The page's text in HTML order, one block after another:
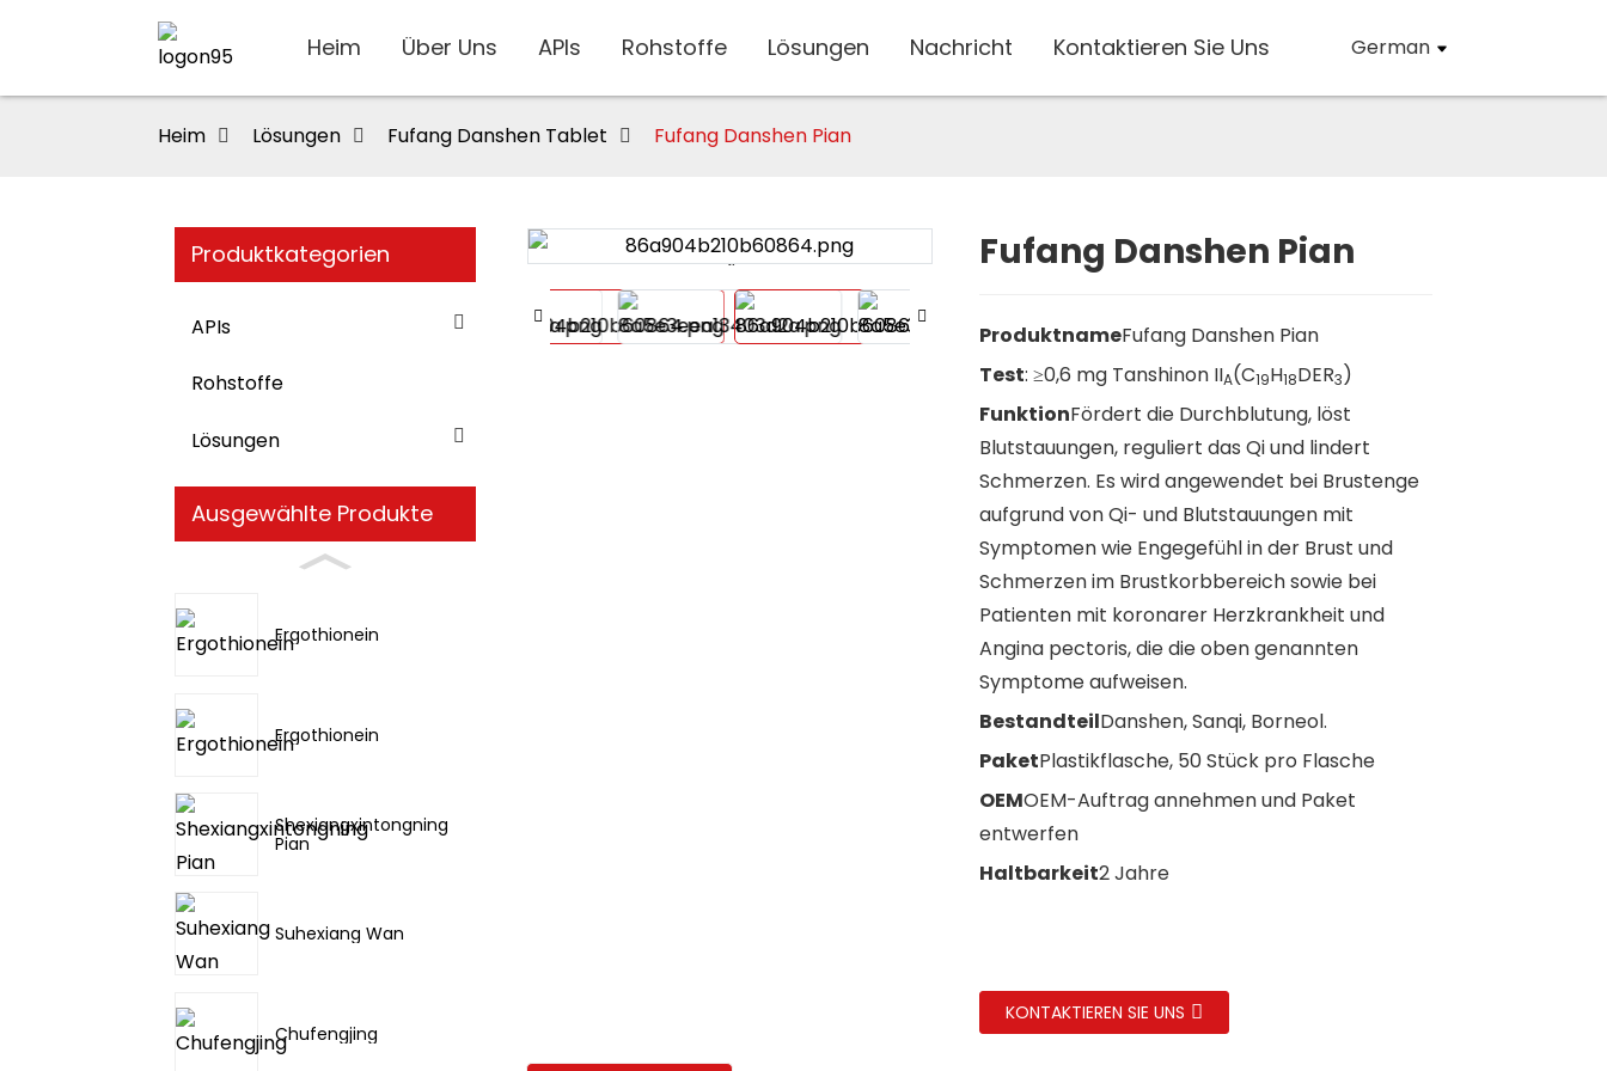
Heim Über Uns APIs Rohstoffe Lösungen Nachricht Kontaktieren Sie Uns German
Heim Lösungen Fufang Danshen Tablet Fufang Danshen Pian
Produktkategorien
APIs
Rohstoffe
Lösungen
Ausgewählte Produkte
Ergothionein
Ergothionein
Shexiangxintongning
Pian
Suhexiang Wan
Chufengjing
Loading...
Loading... Loading...
Loading... Loading...
Loading...
Fufang Danshen Pian
ProduktnameFufang Danshen Pian
Test: ≥0,6 mg Tanshinon IIA(C19H18DER3)
FunktionFördert die Durchblutung, löst
Blutstauungen, reguliert das Qi und lindert
Schmerzen. Es wird angewendet bei Brustenge
aufgrund von Qi- und Blutstauungen mit
Symptomen wie Engegefühl in der Brust und
Schmerzen im Brustkorbbereich sowie bei
Patienten mit koronarer Herzkrankheit und
Angina pectoris, die die oben genannten
Symptome aufweisen.
BestandteilDanshen, Sanqi, Borneol.
PaketPlastikflasche, 50 Stück pro Flasche
OEMOEM-Auftrag annehmen und Paket
entwerfen
Haltbarkeit2 Jahre
KONTAKTIEREN SIE UNS